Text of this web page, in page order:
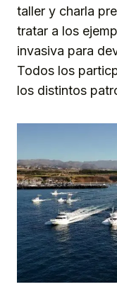
taller y charla
tratar a los
invasiva para
Todos los
los distintos